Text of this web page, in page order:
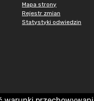
Mapa strony
Rejestr zmian
Statystyki odwiedzin